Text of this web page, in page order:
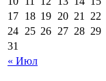
« Июл
17 18 19 20 21 22
24 25 26 27 28 29
31